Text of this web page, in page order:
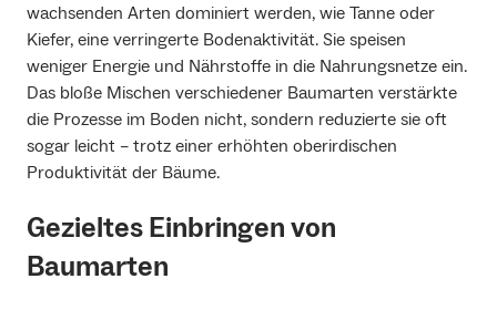
wachsenden Arten dominiert werden, wie Tanne oder
Kiefer, eine verringerte Bodenaktivität. Sie speisen
weniger Energie und Nährstoffe in die Nahrungsnetze ein.
Das bloße Mischen verschiedener Baumarten verstärkte
die Prozesse im Boden nicht, sondern reduzierte sie oft
sogar leicht – trotz einer erhöhten oberirdischen
Produktivität der Bäume.
Gezieltes Einbringen von
Baumarten